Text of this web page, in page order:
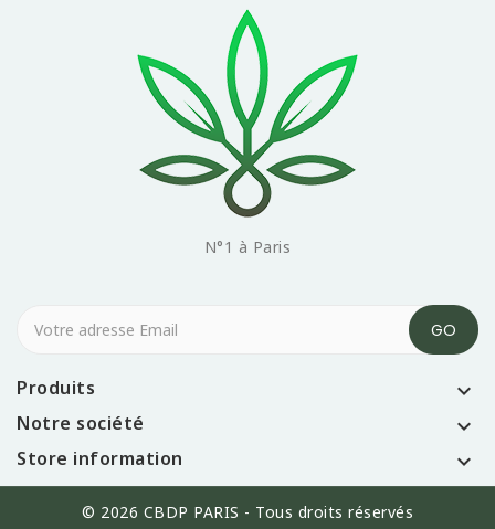
N°1 à Paris
Produits 
Notre société 
Store information 
© 2026 CBDP PARIS - Tous droits réservés